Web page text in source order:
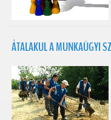
ÁTALAKUL A MUNKAÜGYI